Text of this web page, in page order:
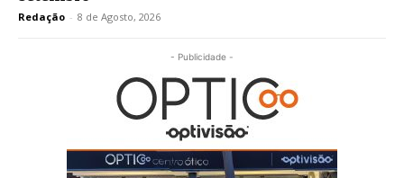
Redação - 8 de Agosto, 2026
- Publicidade -